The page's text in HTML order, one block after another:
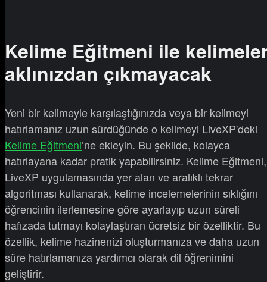
Kelime Eğitmeni ile
aklınızdan çıkmayacak
Yeni bir kelimeyle karşılaştığınızda veya bir kelimeyi
hatırlamanız uzun sürdüğünde o kelimeyi LiveXP'deki
Kelime Eğitmeni’ne ekleyin. Bu şekilde, kolayca
hatırlayana kadar pratik yapabilirsiniz. Kelime Eğitmeni,
LiveXP uygulamasında yer alan ve aralıklı tekrar
algoritması kullanarak, kelime incelemelerinin sıklığını
öğrencinin ilerlemesine göre ayarlayıp uzun süreli
hafızada tutmayı kolaylaştıran ücretsiz bir özelliktir. Bu
özellik, kelime hazinenizi oluşturmanıza ve daha uzun
süre hatırlamanıza yardımcı olarak dil öğrenimini
geliştirir.